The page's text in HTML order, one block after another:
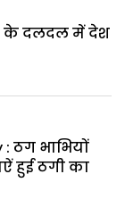
के दलदल में देश
: ठग भाभियों
हुई ठगी का